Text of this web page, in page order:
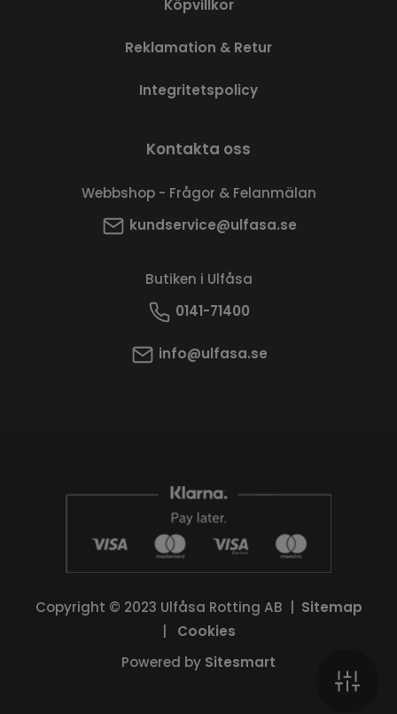
Köpvillkor
Reklamation & Retur
Integritetspolicy
Kontakta oss
Webbshop - Frågor & Felanmälan
kundservice@ulfasa.se
Butiken i Ulfåsa
0141-71400
info@ulfasa.se
Copyright © 2023 Ulfåsa Rotting AB | Sitemap
Cookies
Powered by Sitesmart